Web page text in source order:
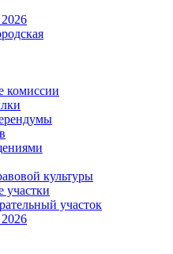
комиссии
культуры
участки
участок